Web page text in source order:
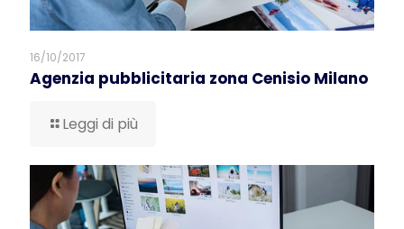
16/10/2017
Agenzia pubblicitaria zona Cenisio Milano
Leggi di più